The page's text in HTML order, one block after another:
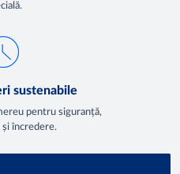
sustenabile
pentru siguranță,
încredere.